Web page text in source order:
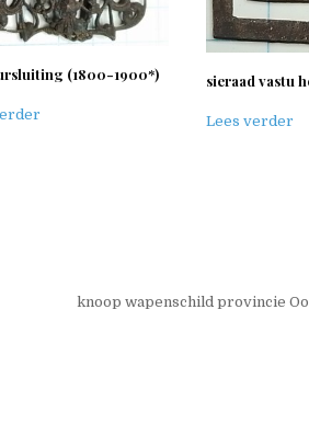
(1800-1900*) sieraad vastu
Lees verder
knoop wapenschild provincie